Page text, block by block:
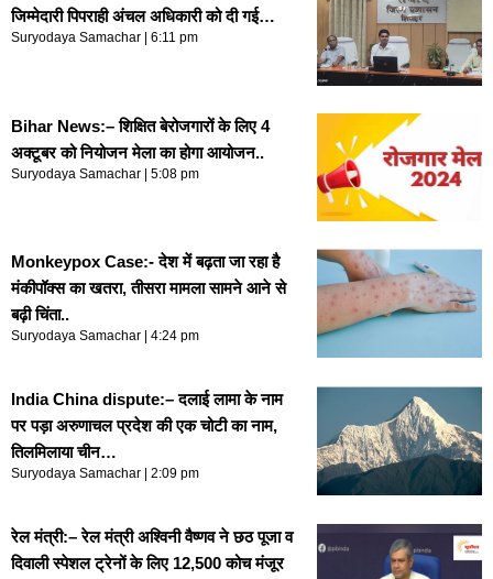
जिम्मेदारी पिपराही अंचल अधिकारी को दी गई…
Suryodaya Samachar 6:11 pm
Bihar News:– शिक्षित बेरोजगारों के लिए 4
अक्टूबर को नियोजन मेला का होगा आयोजन..
Suryodaya Samachar 5:08 pm
Monkeypox Case:- देश में बढ़ता जा रहा है
मंकीपॉक्स का खतरा, तीसरा मामला सामने आने से
बढ़ी चिंता..
Suryodaya Samachar 4:24 pm
India China dispute:– दलाई लामा के नाम
पर पड़ा अरुणाचल प्रदेश की एक चोटी का नाम,
तिलमिलाया चीन…
Suryodaya Samachar 2:09 pm
रेल मंत्री:– रेल मंत्री अश्विनी वैष्णव ने छठ पूजा व
दिवाली स्पेशल ट्रेनों के लिए 12,500 कोच मंजूर